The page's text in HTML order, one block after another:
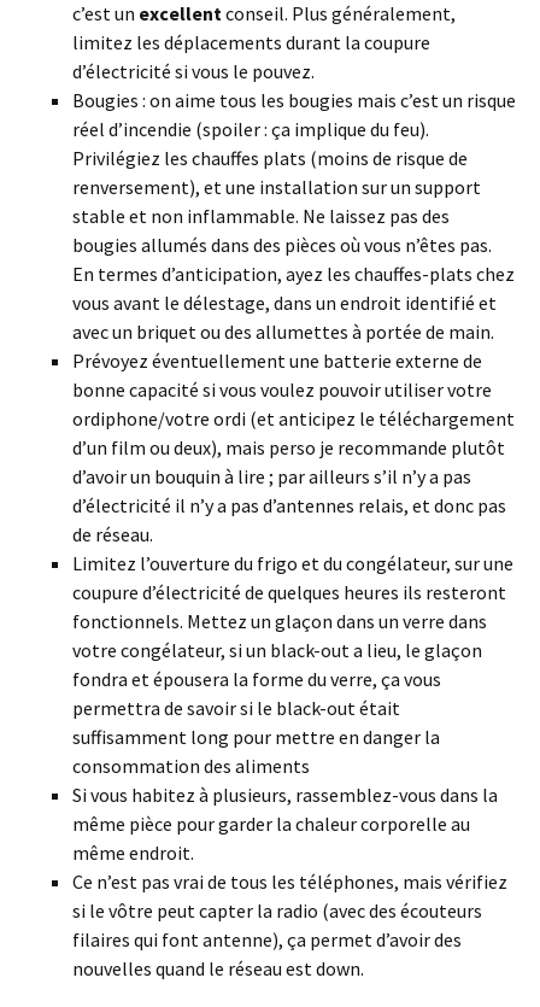
c’est un excellentconseil. Plus généralement,
limitez les déplacements durant la coupure
d’électricité si vous le pouvez.
Bougies : on aime tous les bougies mais c’est un risque
réel d’incendie (spoiler : ça implique du feu).
Privilégiez les chauffes plats (moins de risque de
renversement), et une installation sur un support
stable et non inflammable. Ne laissez pas des
bougies allumés dans des pièces où vous n’êtes pas.
En termes d’anticipation, ayez les chauffes-plats chez
vous avant le délestage, dans un endroit identifié et
avec un briquet ou des allumettes à portée de main.
Prévoyez éventuellement une batterie externe de
bonne capacité si vous voulez pouvoir utiliser votre
ordiphone/votre ordi (et anticipez le téléchargement
d’un film ou deux), mais perso je recommande plutôt
d’avoir un bouquin à lire ; par ailleurs s’il n’y a pas
d’électricité il n’y a pas d’antennes relais, et donc pas
de réseau.
Limitez l’ouverture du frigo et du congélateur, sur une
coupure d’électricité de quelques heures ils resteront
fonctionnels. Mettez un glaçon dans un verre dans
votre congélateur, si un black-out a lieu, le glaçon
fondra et épousera la forme du verre, ça vous
permettra de savoir si le black-out était
suffisamment long pour mettre en danger la
consommation des aliments
Si vous habitez à plusieurs, rassemblez-vous dans la
même pièce pour garder la chaleur corporelle au
même endroit.
Ce n’est pas vrai de tous les téléphones, mais vérifiez
si le vôtre peut capter la radio (avec des écouteurs
filaires qui font antenne), ça permet d’avoir des
nouvelles quand le réseau est down.